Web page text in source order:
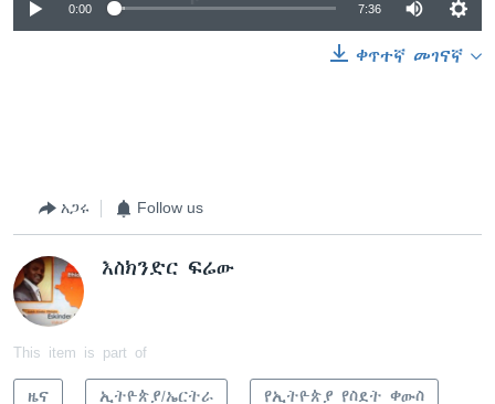
0:00 7:36
ቀጥተኛ መገናኛ
አጋሩ Follow us
እስክንድር ፍሬው
This item is part of
ዜና ኢትዮጵያ/ኤርትራ የኢትዮጵያ የስደት ቀውስ